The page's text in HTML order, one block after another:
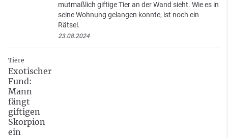
mutmaßlich giftige Tier an der Wand sieht. Wie es in
seine Wohnung gelangen konnte, ist noch ein
Rätsel.
23.08.2024
Tiere
Exotischer
Fund:
Mann
fängt
giftigen
Skorpion
ein